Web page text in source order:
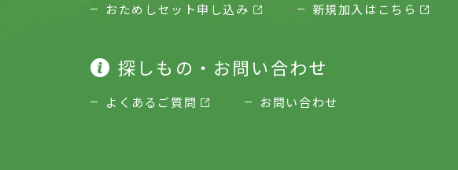
おためしセット申し込み
新規加入はこちら
探しもの・お問い合わせ
よくあるご質問 お問い合わせ